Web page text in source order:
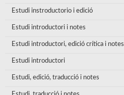
Estudi instroductorio i edició
Estudi introductori i notes
Estudi introductori, edició crítica i notes
Estudi introductori
Estudi, edició, traducció i notes